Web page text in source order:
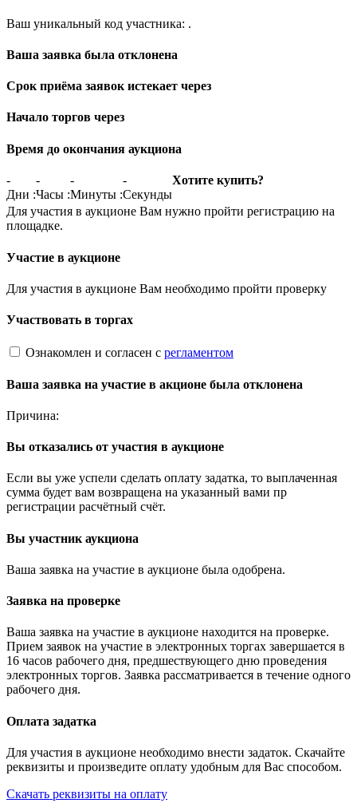
Ваш уникальный код участника: .
Ваша заявка была отклонена
Срок приёма заявок истекает через
Начало торгов через
Время до окончания аукциона
-
Дни :
-
Часы :
-
Минуты :
-
Секунды
Хотите купить?
Для участия в аукционе Вам нужно пройти регистрацию на
площадке.
Участие в аукционе
Для участия в аукционе Вам необходимо пройти проверку
Участвовать в торгах
Ознакомлен и согласен с регламентом
Ваша заявка на участие в акционе была отклонена
Причина:
Вы отказались от участия в аукционе
Если вы уже успели сделать оплату задатка, то выплаченная
сумма будет вам возвращена на указанный вами пр
регистрации расчётный счёт.
Вы участник аукциона
Ваша заявка на участие в аукционе была одобрена.
Заявка на проверке
Ваша заявка на участие в аукционе находится на проверке.
Прием заявок на участие в электронных торгах завершается в
16 часов рабочего дня, предшествующего дню проведения
электронных торгов. Заявка рассматривается в течение одного
рабочего дня.
Оплата задатка
Для участия в аукционе необходимо внести задаток. Скачайте
реквизиты и произведите оплату удобным для Вас способом.
Скачать реквизиты на оплату